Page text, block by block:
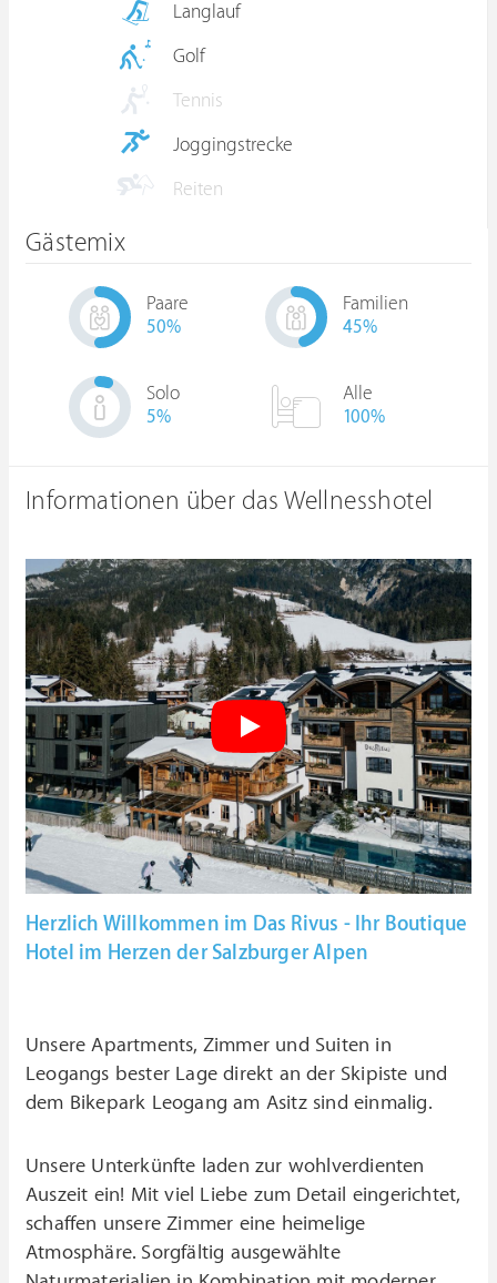
Langlauf
Golf
Tennis
Joggingstrecke
Reiten
Gästemix
Paare
50%
Familien
45%
Solo
5%
Alle
100%
Informationen über das Wellnesshotel
Herzlich Willkommen im Das Rivus - Ihr Boutique
Hotel im Herzen der Salzburger Alpen
Unsere Apartments, Zimmer und Suiten in
Leogangs bester Lage direkt an der Skipiste und
dem Bikepark Leogang am Asitz sind einmalig.
Unsere Unterkünfte laden zur wohlverdienten
Auszeit ein! Mit viel Liebe zum Detail eingerichtet,
schaffen unsere Zimmer eine heimelige
Atmosphäre. Sorgfältig ausgewählte